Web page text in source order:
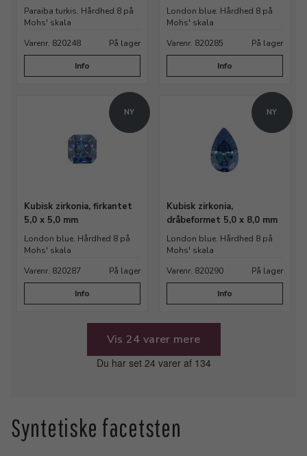
Paraiba turkis. Hårdhed 8 på
Mohs' skala
Varenr. 820248
På lager
Info
London blue. Hårdhed 8 på
Mohs' skala
Varenr. 820285
På lager
Info
NY
Kubisk zirkonia, firkantet
5,0 x 5,0 mm
London blue. Hårdhed 8 på
Mohs' skala
Varenr. 820287
På lager
Info
NY
Kubisk zirkonia,
dråbeformet 5,0 x 8,0 mm
London blue. Hårdhed 8 på
Mohs' skala
Varenr. 820290
På lager
Info
Vis 24 varer mere
Du har set 24 varer af 134
Syntetiske facetsten